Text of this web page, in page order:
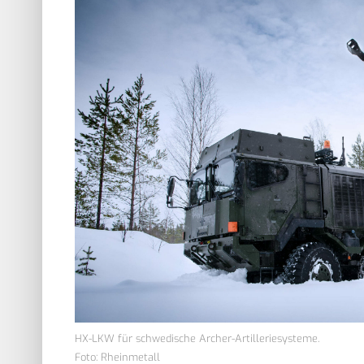
HX-LKW für schwedische Archer-Artilleriesysteme.
Foto: Rheinmetall